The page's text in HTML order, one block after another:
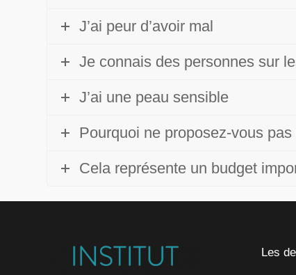
J’ai peur d’avoir mal
Je connais des personnes sur
J’ai une peau sensible
Pourquoi ne proposez-vous
Cela représente un budget
Les